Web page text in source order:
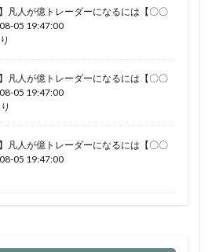
凡人が億トレーダーになるには【〇〇
05 19:47:00
凡人が億トレーダーになるには【〇〇
05 19:47:00
凡人が億トレーダーになるには【〇〇
05 19:47:00